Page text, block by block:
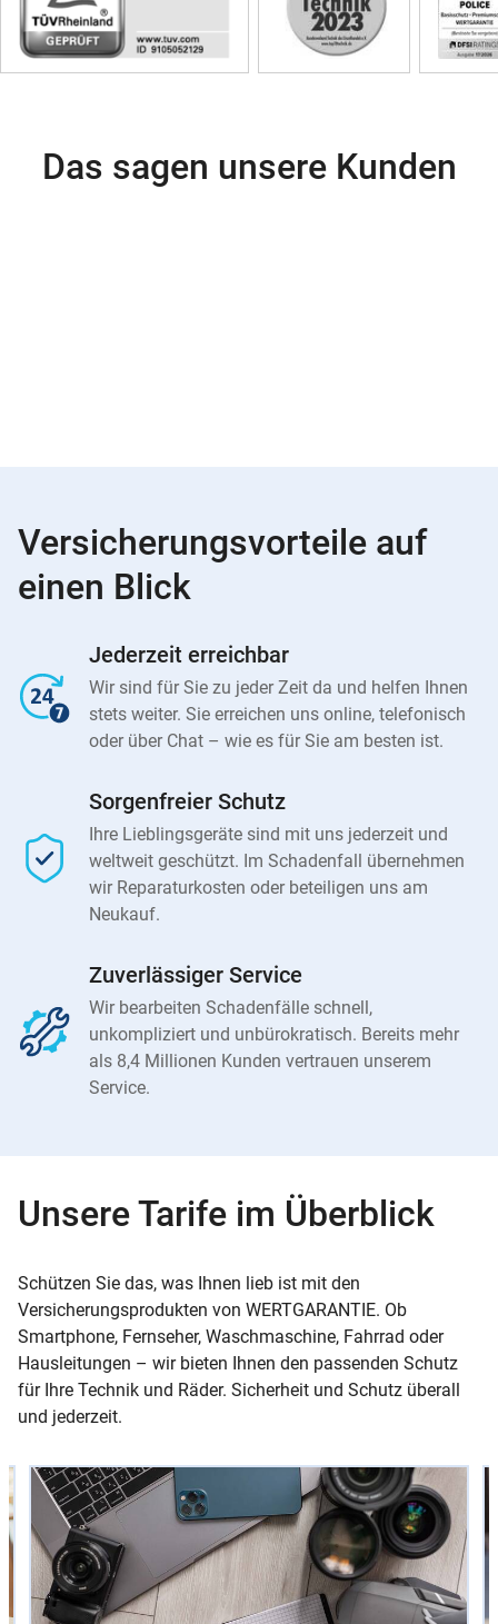
Das sagen unsere Kunden
Versicherungsvorteile auf
einen Blick
Jederzeit erreichbar
Wir sind für Sie zu jeder Zeit da und helfen Ihnen
stets weiter. Sie erreichen uns online, telefonisch
oder über Chat – wie es für Sie am besten ist.
Sorgenfreier Schutz
Ihre Lieblingsgeräte sind mit uns jederzeit und
weltweit geschützt. Im Schadenfall übernehmen
wir Reparaturkosten oder beteiligen uns am
Neukauf.
Zuverlässiger Service
Wir bearbeiten Schadenfälle schnell,
unkompliziert und unbürokratisch. Bereits mehr
als 8,4 Millionen Kunden vertrauen unserem
Service.
Unsere Tarife im Überblick
Schützen Sie das, was Ihnen lieb ist mit den
Versicherungsprodukten von WERTGARANTIE. Ob
Smartphone, Fernseher, Waschmaschine, Fahrrad oder
Hausleitungen – wir bieten Ihnen den passenden Schutz
für Ihre Technik und Räder. Sicherheit und Schutz überall
und jederzeit.
Slider
Instructions